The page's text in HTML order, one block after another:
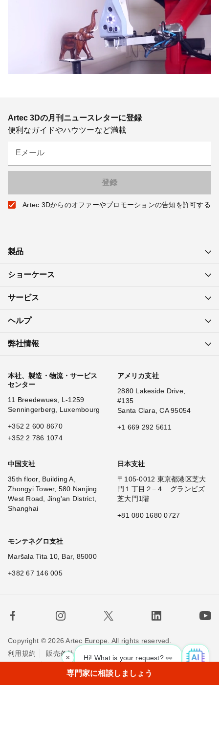
Hi! What is your request? 👀
×
Artec 3Dの月刊ニュースレターに登録
便利なガイドやハウツーなど満載
Eメール
Artec 3Dからのオファーやプロモーションの告知を許可する
製品
ショーケース
サービス
ヘルプ
弊社情報
本社、製造・物流・サービス
センター
11 Breedewues, L-1259
Senningerberg, Luxembourg
+352 2 600 8670
+352 2 786 1074
アメリカ支社
2880 Lakeside Drive,
#135
Santa Clara, CA 95054
+1 669 292 5611
中国支社
35th floor, Building A,
Zhongyi Tower, 580 Nanjing
West Road, Jing'an District,
Shanghai
日本支社
〒105-0012 東京都港区芝大
門１丁目２−４ グランビズ
芝大門1階
+81 080 1680 0727
モンテネグロ支社
Maršala Tita 10, Bar, 85000
+382 67 146 005
Copyright © 2026 Artec Europe. All rights reserved.
利用規約
販売条件
個人情報保護方針
専門家に相談しましょう